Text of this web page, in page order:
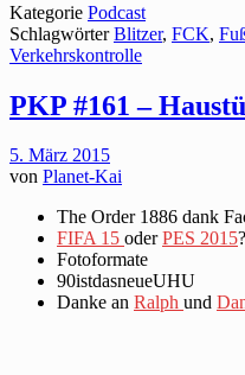
Kategorie Podcast
SchlagwörterBlitzer, FCK,
Verkehrskontrolle
PKP #161 –
5. März 2015
von Planet-Kai
The Order 1886 dank
FIFA 15 oderPES 2015?
Fotoformate
90istdasneueUHU
Danke an Ralph und